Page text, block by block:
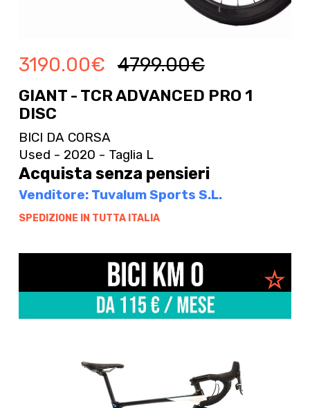
3190.00€ 4799.00€
GIANT - TCR ADVANCED PRO 1
DISC
BICI DA CORSA
Used - 2020 - Taglia L
Acquista senza pensieri
Venditore: Tuvalum Sports S.L.
SPEDIZIONE IN TUTTA ITALIA